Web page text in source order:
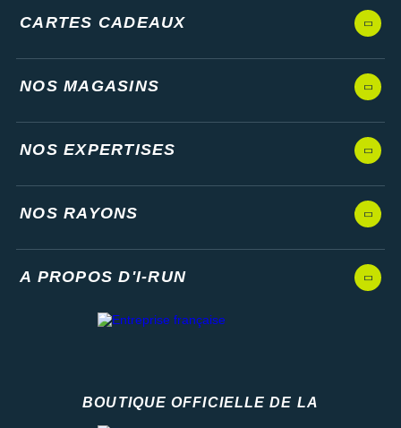
CARTES CADEAUX
NOS MAGASINS
NOS EXPERTISES
NOS RAYONS
A PROPOS D'I-RUN
BOUTIQUE OFFICIELLE DE LA